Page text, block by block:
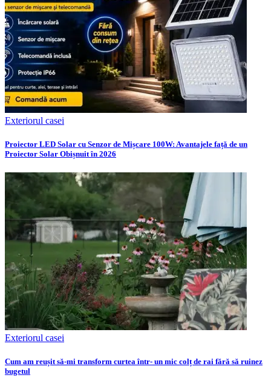
Exteriorul casei
Proiector LED Solar cu Senzor de Mișcare 100W: Avantajele față de un
Proiector Solar Obișnuit în 2026
Exteriorul casei
Cum am reușit să-mi transform curtea într- un mic colț de rai fără să ruinez
bugetul